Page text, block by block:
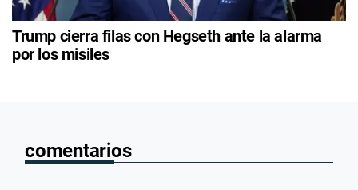
Trump cierra filas con Hegseth ante la alarma
por los misiles
comentarios